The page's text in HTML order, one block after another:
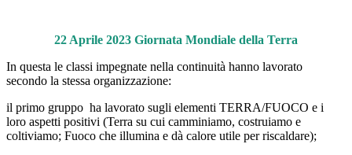
22 Aprile 2023 Giornata Mondiale della Terra
In questa le classi impegnate nella continuità hanno lavorato
secondo la stessa organizzazione:
il primo gruppo ha lavorato sugli elementi TERRA/FUOCO e i
loro aspetti positivi (Terra su cui camminiamo, costruiamo e
coltiviamo; Fuoco che illumina e dà calore utile per riscaldare);